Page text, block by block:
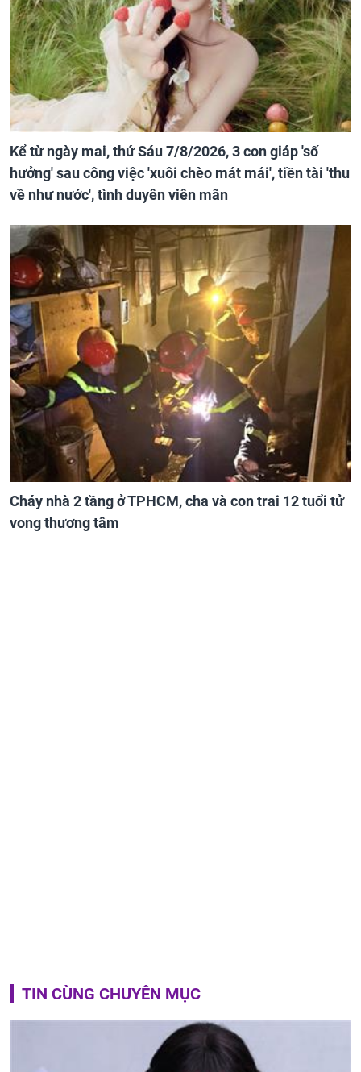
Kể từ ngày mai, thứ Sáu 7/8/2026, 3 con giáp 'số
hưởng' sau công việc 'xuôi chèo mát mái', tiền tài 'thu
về như nước', tình duyên viên mãn
Cháy nhà 2 tầng ở TPHCM, cha và con trai 12 tuổi tử
vong thương tâm
TIN CÙNG CHUYÊN MỤC